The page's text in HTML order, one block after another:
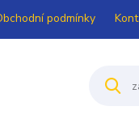
podmínky